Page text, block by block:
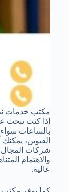
مكتب خدمات
إذا كنت
بالساعات
القيوين، يمكنك
شركات المجال،
والاهتمام
عالية.